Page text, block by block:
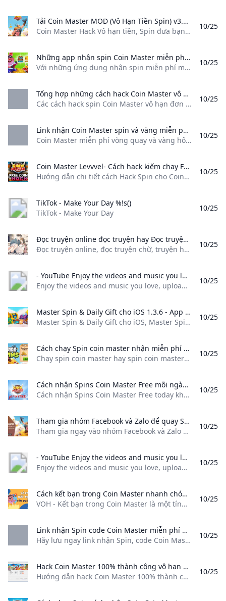
Tải Coin Master MOD (Vô Hạn Tiền Spin) v3.5.1830 APK Mới Nhất 2024 Coin Master Hack Vô hạn tiền Spin đưa bạn trở thành một Viking thực sự. Bạn sẽ tham gia cuộc chiến không hồi kết với số lượng nhiệm vụ cực khủng để nhận về thật nhiều tiền vàng. Cướp bóc để trở nên giàu có và tham gia cùng nhiều người chơi khác khiến tính cạnh tranh được đẩy lên cao chào.
Coin Master Hack Vô hạn tiền, Spin đưa bạn trở thành một Viking thực sự. Bạn sẽ tham gia cuộc chiến không hồi kết với số lượng nhiệm vụ cực khủng để nhận về thật nhiều tiền vàng. Cướp bóc để trở nên giàu có và tham gia cùng nhiều người chơi khác khiến tính cạnh tranh được đẩy lên cao chào. Cập nhật: 24/10/2024 Coin Master là một tựa game có lối chơi đơn giản nhưng luôn đề cao tính đoàn kết cộng đồng đang khiến giới trẻ phát cuồng vì nó.
10/25
Những app nhận spin Coin Master miễn phí Với những ứng dụng nhận spin miễn phí mà chúng tôi giới thiệu bạn sẽ không còn phải lo lắng về việc thiếu lượt quay khi chơi Coin Master.
Với những ứng dụng nhận spin miễn phí mà chúng tôi giới thiệu, bạn sẽ không còn phải lo lắng về việc thiếu lượt quay khi chơi Coin Master. Trong trò chơi Coin Master, “nhận spin free” là một tính năng cho phép người chơi nhận thêm các lượt quay (spins) mà không cần phải trả phí. Các lượt quay này được sử dụng để quay một chiếc máy slot trong game, giúp người chơi có cơ hội kiếm được tiền, tấn công các làng của người chơi khác, bảo vệ làng của mình hoặc có được các món quà khác.
10/25
Tổng hợp những cách hack Coin Master vô hạn Spin và Coin mới nhất 2024 Các cách hack spin Coin Master vô hạn đơn giản và hiệu quả được Motgame tổng hợp mới nhất tại đây sẽ giúp bạn sở hữu lượng lớn Spin và Vàng từ đó xây dựng ngôi làng của bạn trở nên mạnh mẽ hơn bao giờ hết!
Các cách hack spin Coin Master vô hạn đơn giản và hiệu quả được Motgame tổng hợp mới nhất tại đây sẽ giúp bạn sở hữu lượng lớn Spin và Vàng, từ đó xây dựng ngôi làng của bạn trở nên mạnh mẽ hơn bao giờ hết! Hoàng Phúc
10/25
Link nhận Coin Master spin và vàng miễn phí ngày 23 tháng 10 mỗi ngày - PolyXGO Coin Master miễn phí vòng quay và vàng hôm nay ngày 23 tháng 10 Liên kết nhận spin được cập nhật mới mỗi ngày
Coin Master miễn phí vòng quay và vàng hôm nay ngày 23 tháng 10 Liên kết nhận spin được cập nhật mới mỗi ngày Game / Bởi An Nhiên Nếu bạn thắc mắc nhận spin coin master miễn phí ở đâu? hãy bookmark trang này lại nhé, tất cả link nhận spin Coin Master và vàng miễn phí hàng ngày đều tổng hợp trực tiếp từ nhà phát hành game Moon Active.
10/25
Coin Master Levvvel- Cách hack kiếm chạy Free Spin Coin Master và vàng mới nhất tháng 9 2021 Hướng dẫn chi tiết cách Hack Spin cho Coin Master 1 cách đơn giản và dễ nhất
Hướng dẫn chi tiết cách Hack Spin cho Coin Master 1 cách đơn giản và dễ nhất
10/25
TikTok - Make Your Day %!s()
TikTok - Make Your Day
10/25
Đọc truyện online đọc truyện hay Đọc truyện online đọc truyện chữ truyện hay trùm truyện truyện full. Trùm Truyện luôn tổng hợp và cập nhật các chương truyện một cách nhanh nhất.
Đọc truyện online, đọc truyện chữ, truyện hay, trùm truyện, truyện full. Trùm Truyện luôn tổng hợp và cập nhật các chương truyện một cách nhanh nhất. Tất cảĐô ThịĐam MỹSủngTrọng SinhLinh DịKhácNgôn TìnhTrinh ThámNữ CườngHài HướcTruyện TeenNgượcXuyên KhôngĐiền VănSắcTiên HiệpHuyền HuyễnMạt ThếHệ ThốngGia ĐấuCổ ĐạiBách HợpĐoản VănDị NăngKiếm HiệpDị GiớiNữ PhụXuyên NhanhViệt NamTổng TàiPhương TâyĐông PhươngMỹ ThựcKhoa HuyễnVõng DuCung ĐấuQuan TrườngThám HiểmQuân SựLịch SửLight NovelKhác Tất cảĐô ThịĐam MỹSủngTrọng SinhLinh DịKhácNgôn TìnhTrinh ThámNữ CườngHài HướcTruyện TeenNgượcXuyên KhôngĐiền VănSắcTiên HiệpHuyền HuyễnMạt ThếHệ ThốngGia ĐấuCổ ĐạiBách HợpĐoản VănDị NăngKiếm HiệpDị GiớiNữ PhụXuyên NhanhViệt NamTổng TàiPhương TâyĐông PhươngMỹ ThựcKhoa HuyễnVõng DuCung ĐấuQuan TrườngThám HiểmQuân SựLịch SửLight NovelKhác Full - 1198 chương Full - 417 chương Full - 1489 chương Full - 1287 chương Full - 746 chương Full - 1503 chương Full - 541 chương Full - 674 chương Full - 593 chương Full - 624 chương Full - 542 chương Full - 800 chương
10/25
- YouTube Enjoy the videos and music you love upload original content and share it all with friends family and the world on YouTube.
Enjoy the videos and music you love, upload original content, and share it all with friends, family, and the world on YouTube.
10/25
Master Spin & Daily Gift cho iOS 1.3.6 - App nhận spin Coin Master miễn phí Master Spin & Daily Gift cho iOS Master Spin & Daily Gift là ứng dụng nhận thưởng Vòng quay miễn phí (Spin) và và vàng sau đó chuyển thẳng vào game Coin Master
Master Spin & Daily Gift cho iOS, Master Spin & Daily Gift là ứng dụng nhận thưởng Vòng quay miễn phí (Spin) và và vàng, sau đó chuyển thẳng vào game Coin Master Tải về 4,4 (5) Beep! StudioMiễn phí 12.731 Ngày:04/07/2024Yêu cầu:iOS 11.0 trở lênGiới thiệuThông sốTải vềMaster Spin & Daily Gift cho iOS là ứng dụng nhận thưởng Vòng quay miễn phí (Spin) và và vàng, sau đó chuyển thẳng vào game Coin Master để người chơi sử dụng.
10/25
Cách chạy Spin coin master nhận miễn phí mỗi ngày : Phụ kiện đánh Golf chính hãng giá rẻ lớn nhất miền Bắc Chạy spin coin master hay spin coin master 2020 là gì? Bạn muốn có nhiều lượt quay free spin coin master và lượng vàng lớn khi chơi game này. Hiện nay có rất nhiều cách có spin master khác nhau. Bài viết dưới đây sẽ tổng hợ
Chạy spin coin master hay spin coin master 2020 là gì? Bạn muốn có nhiều lượt quay free spin coin master và lượng vàng lớn khi chơi game này. Hiện nay c
10/25
Cách nhận Spins Coin Master Free mỗi ngày mà không xài Tool Cách nhận Spins Coin Master Free today không cần xài Tool. Thủ thuật nhận nhiều Spin Coin Master miễn phí hàng ngày cực đơn giản.
Cách nhận Spins Coin Master Free today không cần xài Tool. Thủ thuật nhận nhiều Spin Coin Master miễn phí hàng ngày cực đơn giản. Thành Hưngthứ năm 28-5-2020 9:32:15 +07:000 bình luận|Cách nhận Spins Coin Master Free today không cần xài Tool. Thủ thuật nhận nhiều Spin Coin Master miễn phí hàng ngày cực đơn giản.Quảng cáo Spin (Vòng quay) là cách để người chơi nhận được phần thưởng trong Coin Master.
10/25
Tham gia nhóm Facebook và Zalo để quay Spin Coin Master Tham gia ngay vào nhóm Facebook và Zalo để cùng chạy Spin trong Coin Master. Đừng bỏ lỡ cơ hội!
Tham gia ngay vào nhóm Facebook và Zalo để cùng chạy Spin trong Coin Master. Đừng bỏ lỡ cơ hội! BuzzNội dung bài viết2. Tham gia nhóm Facebook để quay Spin Coin Master Xem thêmXem thêmĐọc tóm tắt Quay Spin Coin Master mang lại vòng quay miễn phí và cơ hội xây nhà nhanh chóng trong game. Mytour cũng muốn kiếm Spin bằng nhiều cách khác nhau. Tổng hợp Link nhóm Facebook và Zalo chạy Spin Coin Master miễn phí.
10/25
- YouTube Enjoy the videos and music you love upload original content and share it all with friends family and the world on YouTube.
Enjoy the videos and music you love, upload original content, and share it all with friends, family, and the world on YouTube.
10/25
Cách kết bạn trong Coin Master nhanh chóng để nhận Spin miễn phí VOH - Kết bạn trong Coin Master là một tính năng thú vị và mang lại nhiều lợi ích. Cùng theo dõi bài viết dưới đây để biết cách kết bạn trong Coin Master nhé!
VOH - Kết bạn trong Coin Master là một tính năng thú vị và mang lại nhiều lợi ích. Cùng theo dõi bài viết dưới đây để biết cách kết bạn trong Coin Master nhé! Để kết bạn trong Game Coin Master và tận hưởng những lợi ích như lượt Spin và xu miễn phí từ bạn bè, bạn có thể thực hiện thêm bạn bè từ Facebook, gửi lời mời tham gia hoặc tìm bạn bè đang cùng chơi Game.
10/25
Link nhận Spin code Coin Master miễn phí 6/3/2024 cập nhật hàng ngày Hãy lưu ngay link nhận Spin code Coin Master để nhận quà miễn phí hàng ngày hoặc hoàn thành các nhiệm vụ qua các liên kết được chia sẻ dưới đây.
Hãy lưu ngay link nhận Spin, code Coin Master để nhận quà miễn phí hàng ngày hoặc hoàn thành các nhiệm vụ qua các liên kết được chia sẻ dưới đây. Hùng Cường•06/03/2024 11:36 Hãy lưu ngay link nhận Spin, code Coin Master để nhận quà miễn phí hàng ngày hoặc hoàn thành các nhiệm vụ qua các liên kết được chia sẻ dưới đây. Đã được cập nhật các liên kết nhận Vàng và Spin Coin Master trực tiếp từ trang Fanpage chính thức của nhà phát hành Moon Active!
10/25
Hack Coin Master 100% thành công vô hạn gems Viết bởi docgihinhy Hướng dẫn hack Coin Master 100% thành công vô hạn gems coin bug spin full 999999 mới nhất 2024 hoàn toàn miễn phí Coin Master là một tựa game có lối chơi đơn giản nhưng luôn đề cao tính đoàn kết cộng đồng đang khiến giới trẻ phát cuồng vì nó.
Hướng dẫn hack Coin Master 100% thành công, vô hạn gems, coin, bug spin full 999999 mới nhất 2024 hoàn toàn miễn phí Coin Master là một tựa game có lối chơi đơn giản nhưng luôn đề cao tính đoàn kết cộng đồng đang khiến giới trẻ phát cuồng vì nó.
10/25